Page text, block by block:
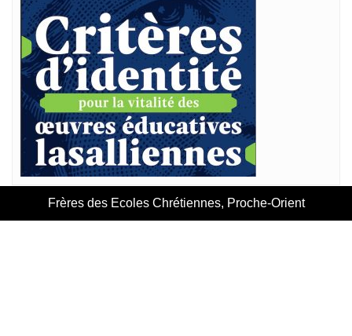
Frères des Ecoles Chrétiennes, Proche-Orient